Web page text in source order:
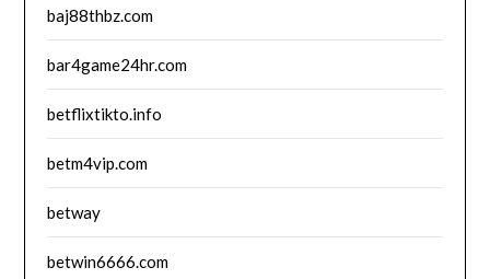
baj88thbz.com
bar4game24hr.com
betflixtikto.info
betm4vip.com
betway
betwin6666.com